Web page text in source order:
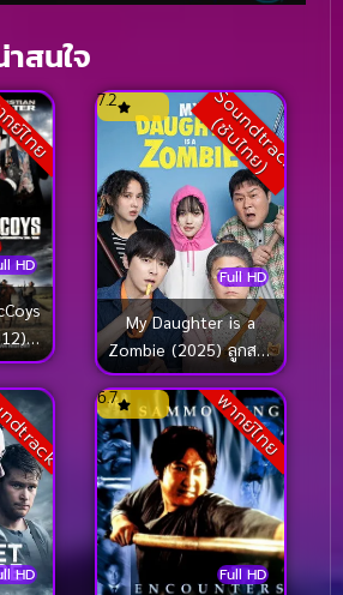
สนใจ
ไทย
HD
ด
S
o
u
n
d
t
r
a
c
k
(
ซั
บ
ไ
ท
ย
)
Full HD
7.2
My Daughter is a
Zombie (2025) ลูกสาว
ผมเป็นซอมบี้
HD
พากย์ไทย
Full HD
6.7